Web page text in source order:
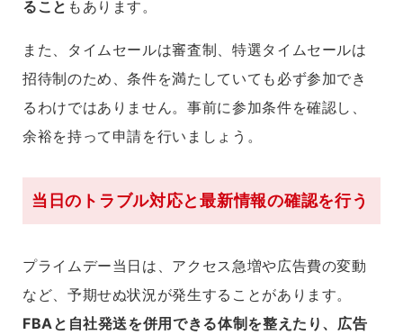
ること もあります。
また、タイムセールは審査制、特選タイムセールは
招待制のため、条件を満たしていても必ず参加でき
るわけではありません。事前に参加条件を確認し、
余裕を持って申請を行いましょう。
当日のトラブル対応と最新情報の確認を行う
プライムデー当日は、アクセス急増や広告費の変動
など、予期せぬ状況が発生することがあります。
FBAと自社発送を併用できる体制を整えたり、広告